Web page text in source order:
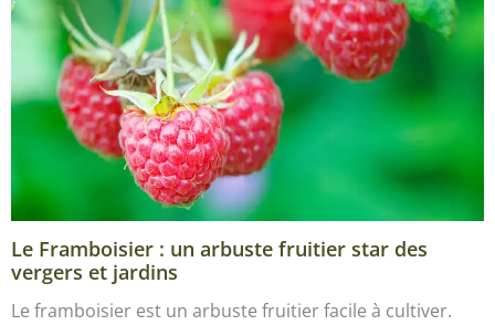
Le Framboisier : un arbuste fruitier star des
vergers et jardins
Le framboisier est un arbuste fruitier facile à cultiver.